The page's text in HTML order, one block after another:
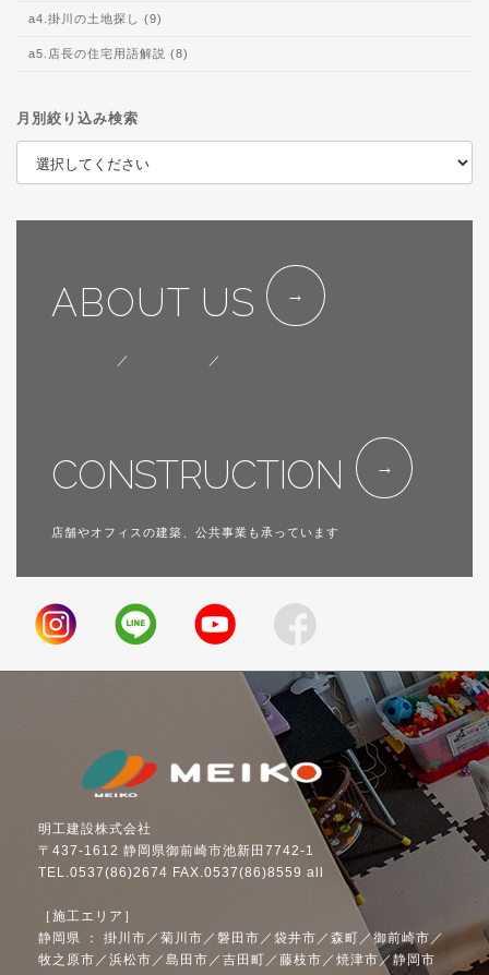
a4.掛川の土地探し (9)
a5.店長の住宅用語解説 (8)
月別絞り込み検索
ABOUT US
／ ／
CONSTRUCTION
店舗やオフィスの建築、公共事業も承っています
明工建設株式会社
〒437-1612 静岡県御前崎市池新田7742-1
TEL.0537(86)2674 FAX.0537(86)8559 all
［施工エリア］
静岡県 ： 掛川市／菊川市／磐田市／袋井市／森町／御前崎市／
牧之原市／浜松市／島田市／吉田町／藤枝市／焼津市／静岡市